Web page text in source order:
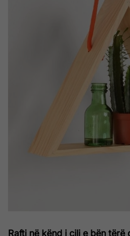
Rafti në kënd i cili e bën